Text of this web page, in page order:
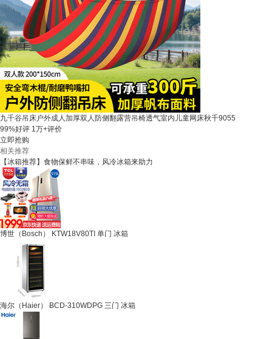
九千谷吊床户外成人加厚双人防侧翻露营吊椅透气室内儿童网床秋千9055
99%好评 1万+评价
立即抢购
相关推荐
【冰箱推荐】食物保鲜不串味，风冷冰箱来助力
博世（Bosch） KTW18V80TI 单门 冰箱
海尔（Haier） BCD-310WDPG 三门 冰箱